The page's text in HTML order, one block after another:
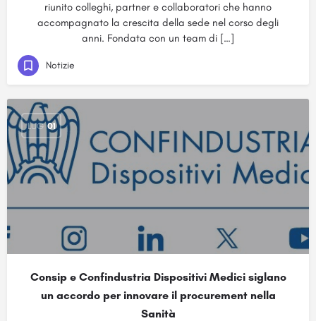
riunito colleghi, partner e collaboratori che hanno
accompagnato la crescita della sede nel corso degli
anni. Fondata con un team di […]
Notizie
LUG 01
Consip e Confindustria Dispositivi Medici siglano
un accordo per innovare il procurement nella
Sanità